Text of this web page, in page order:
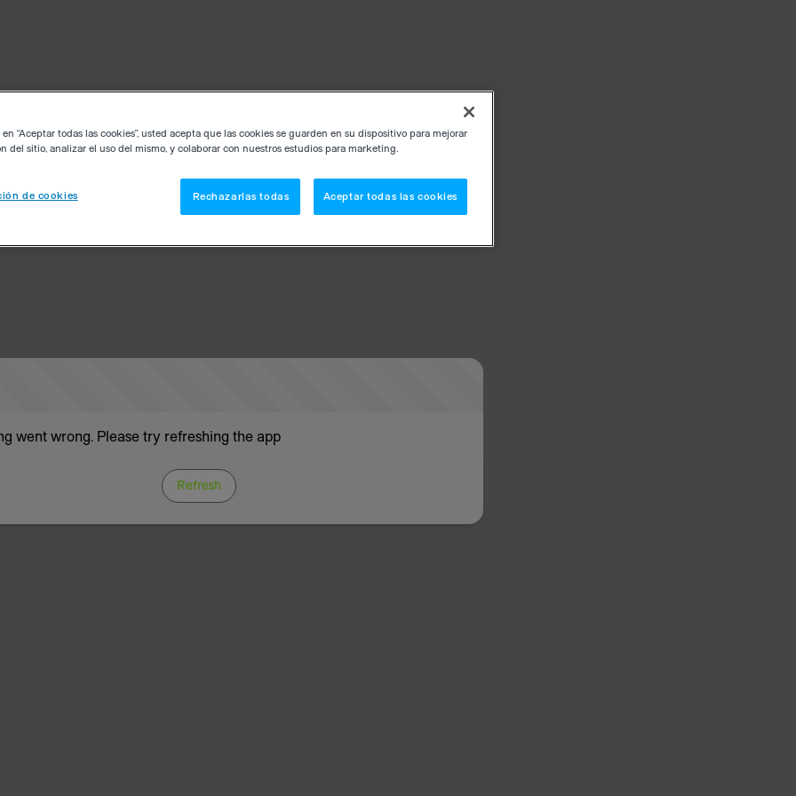
went wrong. Please try refreshing the app
Refresh
“Aceptar todas las cookies”, usted acepta que las cookies se guarden en su dispositivo para mejorar
del sitio, analizar el uso del mismo, y colaborar con nuestros estudios para marketing.
de cookies Rechazarlas todas Aceptar todas las cookies